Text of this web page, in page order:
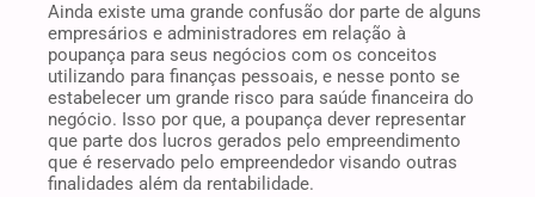
Ainda existe uma grande confusão dor parte de alguns
empresários e administradores em relação à
poupança para seus negócios com os conceitos
utilizando para finanças pessoais, e nesse ponto se
estabelecer um grande risco para saúde financeira do
negócio. Isso por que, a poupança dever representar
que parte dos lucros gerados pelo empreendimento
que é reservado pelo empreendedor visando outras
finalidades além da rentabilidade.